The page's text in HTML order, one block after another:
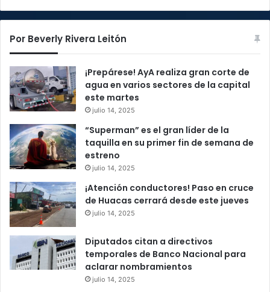
Por Beverly Rivera Leitón
¡Prepárese! AyA realiza gran corte de
agua en varios sectores de la capital
este martes
julio 14, 2025
“Superman” es el gran líder de la
taquilla en su primer fin de semana de
estreno
julio 14, 2025
¡Atención conductores! Paso en cruce
de Huacas cerrará desde este jueves
julio 14, 2025
Diputados citan a directivos
temporales de Banco Nacional para
aclarar nombramientos
julio 14, 2025